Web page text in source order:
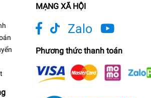
MẠNG XÃ HỘI
Zalo
Phương thức thanh toán